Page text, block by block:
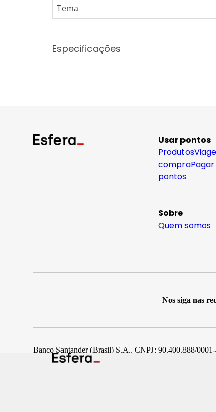
Tema
Especificações
Usar pontos
Produtos
compra
pontos
Sobre
Quem somos
Nos siga nas
Banco Santander (Brasil) S.A., CNPJ: 90.400.888/